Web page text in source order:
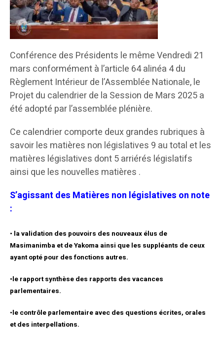
Conférence des Présidents le même Vendredi 21
mars conformément à l’article 64 alinéa 4 du
Règlement Intérieur de l’Assemblée Nationale, le
Projet du calendrier de la Session de Mars 2025 a
été adopté par l’assemblée plénière.
Ce calendrier comporte deux grandes rubriques à
savoir les matières non législatives 9 au total et les
matières législatives dont 5 arriérés législatifs
ainsi que les nouvelles matières .
S’agissant des Matières non législatives on note
:
• la validation des pouvoirs des nouveaux élus de
Masimanimba et de Yakoma ainsi que les suppléants de ceux
ayant opté pour des fonctions autres.
•le rapport synthèse des rapports des vacances
parlementaires.
•le contrôle parlementaire avec des questions écrites, orales
et des interpellations.